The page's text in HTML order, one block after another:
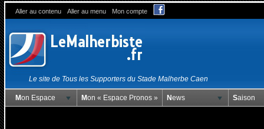
Aller au contenu Aller au menu Mon compte
Le site de Tous les Supporters du Stade Malherbe Caen
Mon Espace Mon « Espace Pronos » News Saison